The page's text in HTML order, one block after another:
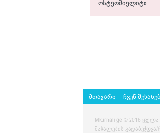
ოსტეომიელიტი
მთავარი ჩვენ შესახებ
Mkurnali.ge © 2016
მასალების